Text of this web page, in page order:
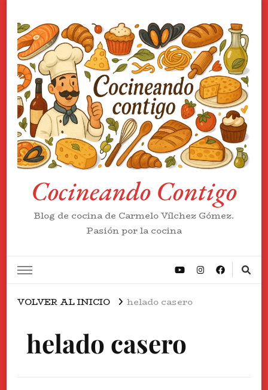
Cocineando Contigo
Blog de cocina de Carmelo Vílchez Gómez.
Pasión por la cocina
VOLVER AL INICIO helado casero
helado casero